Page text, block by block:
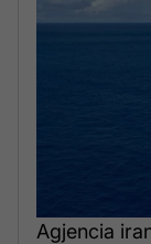
Agjencia